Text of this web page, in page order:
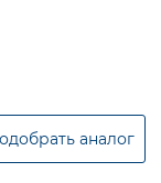
аналог